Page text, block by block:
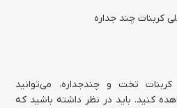
تخت و چندجداره، می‌توانید
کنید. باید در نظر داشته باشید که